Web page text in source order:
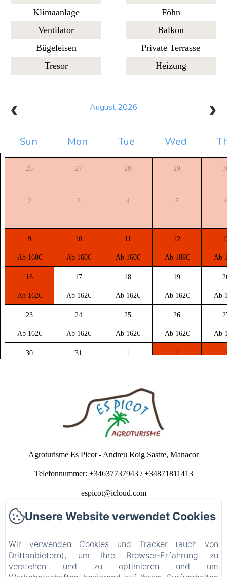
Klimaanlage
Ventilator
Bügeleisen
Tresor
Föhn
Balkon
Private Terrasse
Heizung
August 2026
Sun Mon Tue Wed
26 27 28 29
2 3 4 5
9 10 11 12
Ab 160€ Ab 160€ Ab 160€ Ab 189€ Ab
16 17 18 19
Ab 162€ Ab 162€ Ab 162€ Ab 162€ Ab
23 24 25 26
Ab 162€ Ab 162€ Ab 162€ Ab 162€ Ab
30 31 1 2
Agroturisme Es Picot - Andreu Roig Sastre, Manacor
Telefonnummer: +34637737943 / +34871811413
espicot@icloud.com
Anfang
Schlafzimmer
Kontakt
Unsere Website verwendet Cookies
Wir verwenden Cookies und Tracker (auch von
Drittanbietern), um Ihre Browser-Erfahrung zu
verstehen und zu optimieren und um